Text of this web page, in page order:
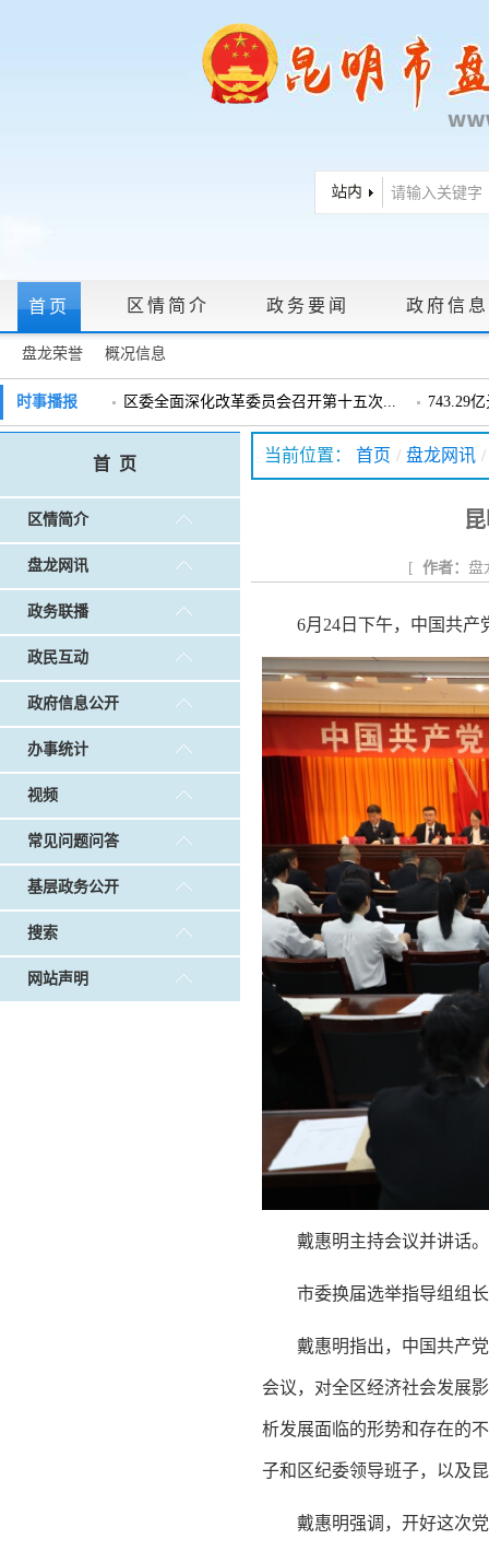
首页 区情简介 政务要闻 政府信
盘龙荣誉 概况信息
政府信息公开指南 | 政府信息公开制度 | 政策文件 法定主动公
常见问题问答
调查征集 做好“六稳”工作 落实“六保”任务 公共卫生知识普及
时事播报 区委全面深化改革委员会召开第十五次... 743.29
戴惠明调研辖区汽车企业 戴惠明
盘龙区委2026年度巡察工作会暨十三届...
戴惠明
首 页
区情简介
盘龙网讯
政务联播
政民互动
政府信息公开
办事统计
视频
常见问题问答
基层政务公开
搜索
网站声明
当前位置： 首页 / 盘龙网讯 /
[ 作者： 盘
6月24日下午，中国共
戴惠明主持会议并讲话。
市委换届选举指导组组
戴惠明指出，中国共产
会议，对全区经济社会发展
析发展面临的形势和存在的
子和区纪委领导班子，以及
戴惠明强调，开好这次